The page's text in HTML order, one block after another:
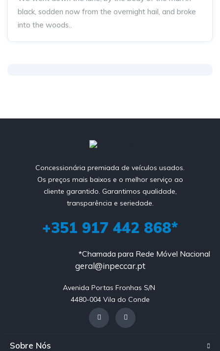
black, sodden now from the overnight hail, and broke
into the woods..
Concessionária premiada de veículos usados.
Os preços mais baixos e o melhor serviço ao
cliente garantido. Garantimos qualidade,
transparência e seriedade.
+351 917 442 868*
*Chamada para Rede Móvel Nacional
geral@inpeccar.pt
Avenida Portas Fronhas S/N
4480-004 Vila do Conde
Sobre Nós